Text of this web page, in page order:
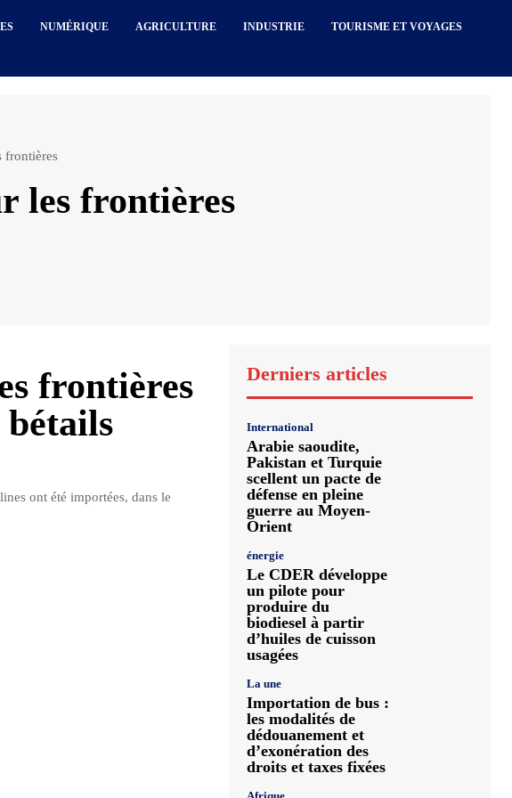
NUMÉRIQUE AGRICULTURE INDUSTRIE TOURISME ET VOYAGES
frontières
les frontières
frontières
bétails
ont été importées, dans le
Derniers articles
International
Arabie saoudite,
Pakistan et Turquie
scellent un pacte de
défense en pleine
guerre au Moyen-
Orient
énergie
Le CDER développe
un pilote pour
produire du
biodiesel à partir
d’huiles de cuisson
usagées
La une
Importation de bus :
les modalités de
dédouanement et
d’exonération des
droits et taxes fixées